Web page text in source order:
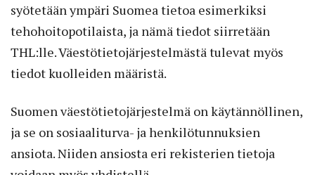
syötetään ympäri Suomea tietoa esimerkiksi
tehohoitopotilaista, ja nämä tiedot siirretään
THL:lle. Väestötietojärjestelmästä tulevat myös
tiedot kuolleiden määristä.
Suomen väestötietojärjestelmä on käytännöllinen,
ja se on sosiaaliturva- ja henkilötunnuksien
ansiota. Niiden ansiosta eri rekisterien tietoja